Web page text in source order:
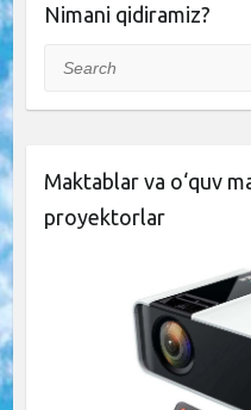
Nimani qidiramiz?
Search
Maktablar va o‘quv
proyektorlar